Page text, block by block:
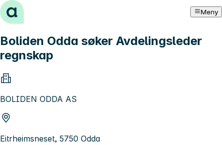
Hopp til innhold Meny
Boliden Odda søker Avdelingsleder
regnskap
BOLIDEN ODDA AS
Eitrheimsneset, 5750 Odda